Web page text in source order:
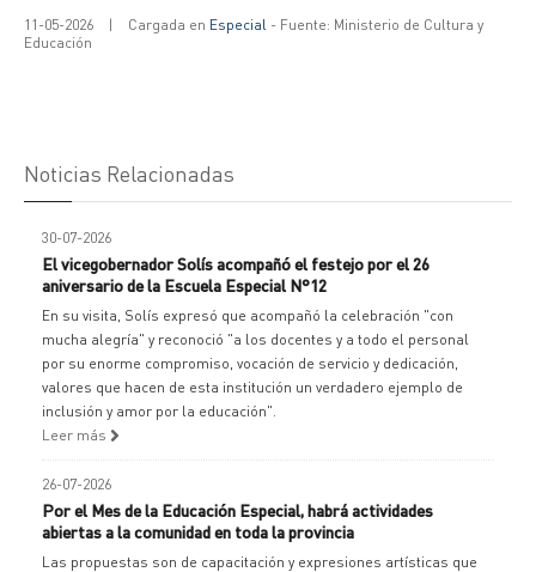
11-05-2026 | Cargada en Especial - Fuente: Ministerio de Cultura y
Educación
Noticias Relacionadas
30-07-2026
El vicegobernador Solís acompañó el festejo por el 26
aniversario de la Escuela Especial N°12
En su visita, Solís expresó que acompañó la celebración "con
mucha alegría" y reconoció "a los docentes y a todo el personal
por su enorme compromiso, vocación de servicio y dedicación,
valores que hacen de esta institución un verdadero ejemplo de
inclusión y amor por la educación".
Leer más
26-07-2026
Por el Mes de la Educación Especial, habrá actividades
abiertas a la comunidad en toda la provincia
Las propuestas son de capacitación y expresiones artísticas que